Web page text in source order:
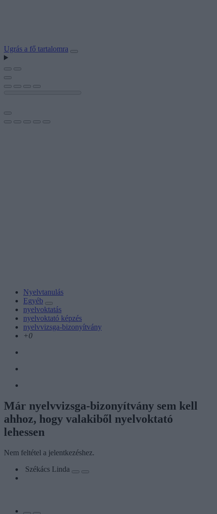
Ugrás a fő tartalomra
Nyelvtanulás
Egyéb
nyelvoktatás
nyelvoktató képzés
nyelvvizsga-bizonyítvány
+0
Már nyelvvizsga-bizonyítvány sem kell
ahhoz, hogy valakiből nyelvoktató
lehessen
Nem feltétel a jelentkezéshez.
Székács Linda